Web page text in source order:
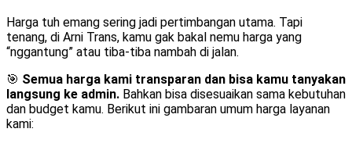
Harga tuh emang sering jadi pertimbangan utama. Tapi
tenang, di Arni Trans, kamu gak bakal nemu harga yang
“nggantung” atau tiba-tiba nambah di jalan.
🎯 Semua harga kami transparan dan bisa kamu tanyakan
langsung ke admin. Bahkan bisa disesuaikan sama kebutuhan
dan budget kamu. Berikut ini gambaran umum harga layanan
kami: